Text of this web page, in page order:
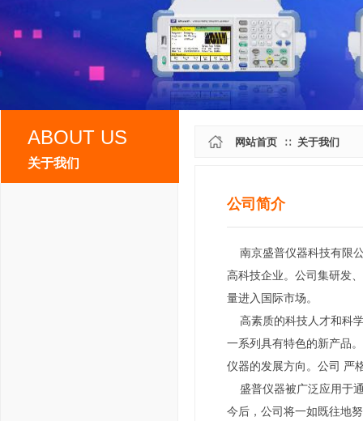
关于我们
ABOUT US 网站首页 ∷ 关于我们
公司简介
南京盛普仪器科技有限
高科技企业。公司集研发
量进入国际市场。
高素质的科技人才和科
一系列具有特色的新产品
仪器的发展方向。公司 严
盛普仪器被广泛应用于
今后，公司将一如既往地